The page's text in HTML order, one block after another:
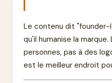
Le contenu dit
qu'il humanise la
personnes, pas à des
est le meilleur endroit